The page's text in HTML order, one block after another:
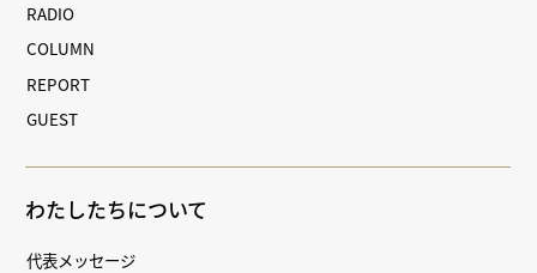
RADIO
COLUMN
REPORT
GUEST
わたしたちについて
代表メッセージ